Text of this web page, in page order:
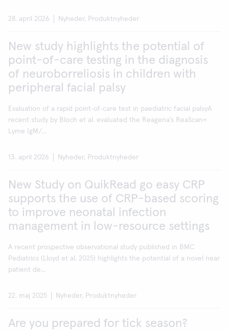
28. april 2026 Nyheder, Produktnyheder
New study highlights the potential of
point-of-care testing in the diagnosis
of neuroborreliosis in children with
peripheral facial palsy
Evaluation of a rapid point‑of‑care test in paediatric facial palsyA
recent study by Bloch et al. evaluated the Reagena’s ReaScan+
Lyme IgM/...
13. april 2026 Nyheder, Produktnyheder
New Study on QuikRead go easy CRP
supports the use of CRP-based scoring
to improve neonatal infection
management in low-resource settings
A recent prospective observational study published in BMC
Pediatrics (Lloyd et al. 2025) highlights the potential of a novel near
patient de...
22. maj 2025 Nyheder, Produktnyheder
Are you prepared for tick season?